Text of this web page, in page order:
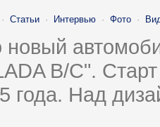
· Статьи · Интервью · Фото ·
новый
B/C".
года. Над